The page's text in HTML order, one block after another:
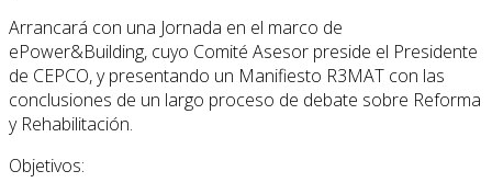
Arrancará con una Jornada en el marco de
ePower&Building, cuyo Comité Asesor preside el Presidente
de CEPCO, y presentando un Manifiesto R3MAT con las
conclusiones de un largo proceso de debate sobre Reforma
y Rehabilitación.
Objetivos: